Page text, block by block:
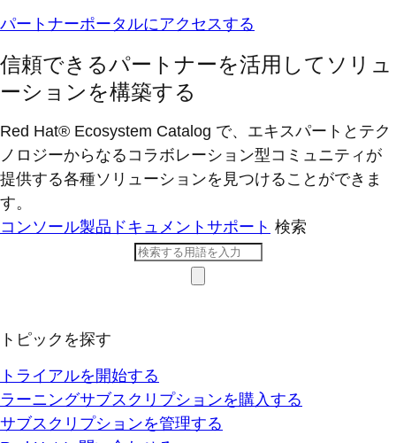
パートナーポータルにアクセスする
信頼できるパートナーを活用してソリュ
ーションを構築する
Red Hat® Ecosystem Catalog で、エキスパートとテク
ノロジーからなるコラボレーション型コミ​ュニティが
提供する各種ソリューションを見つけることができま
す。
コンソール製品ドキュメント サポート 検索
トピックを探す
トライアルを開始する
ラーニングサブスクリプションを購入する
サブスクリプションを管理する